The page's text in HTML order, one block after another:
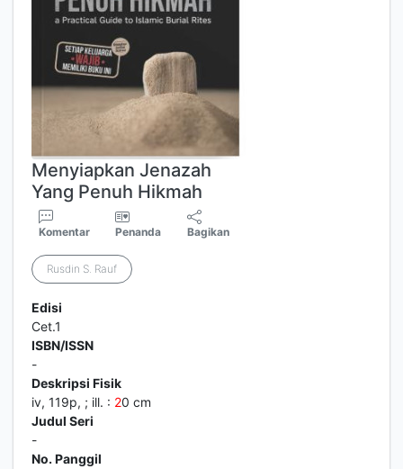
Menyiapkan Jenazah
Yang Penuh Hikmah
Komentar Penanda Bagikan
Rusdin S. Rauf
Edisi
Cet.1
ISBN/ISSN
-
Deskripsi Fisik
iv, 119p, ; ill. : 20 cm
Judul Seri
-
No. Panggil